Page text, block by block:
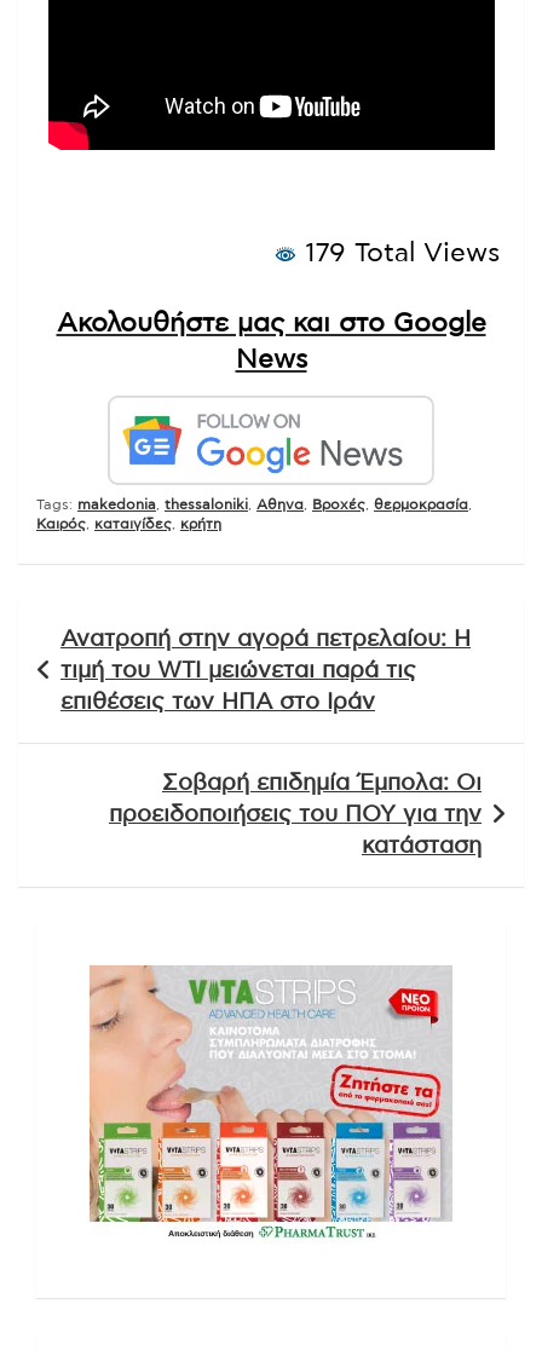
179 Total Views
Ακολουθήστε μας και στο Google
News
Tags: makedonia thessaloniki Αθηνα Βροχές θερμοκρασία
Καιρός
καταιγίδες κρήτη
άρθρων
Ανατροπή στην αγορά πετρελαίου: Η
τιμή του WTI μειώνεται παρά τις
επιθέσεις των ΗΠΑ στο Ιράν
Σοβαρή επιδημία Έμπολα: Οι
προειδοποιήσεις του ΠΟΥ για την
κατάσταση